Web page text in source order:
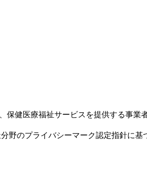
健医療福祉サービスを提供する事
野のプライバシーマーク認定指針に